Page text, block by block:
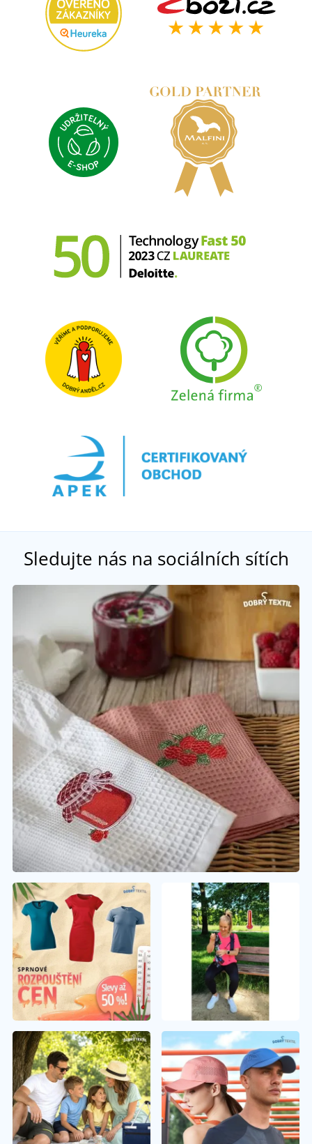
Sledujte nás na sociálních sítích